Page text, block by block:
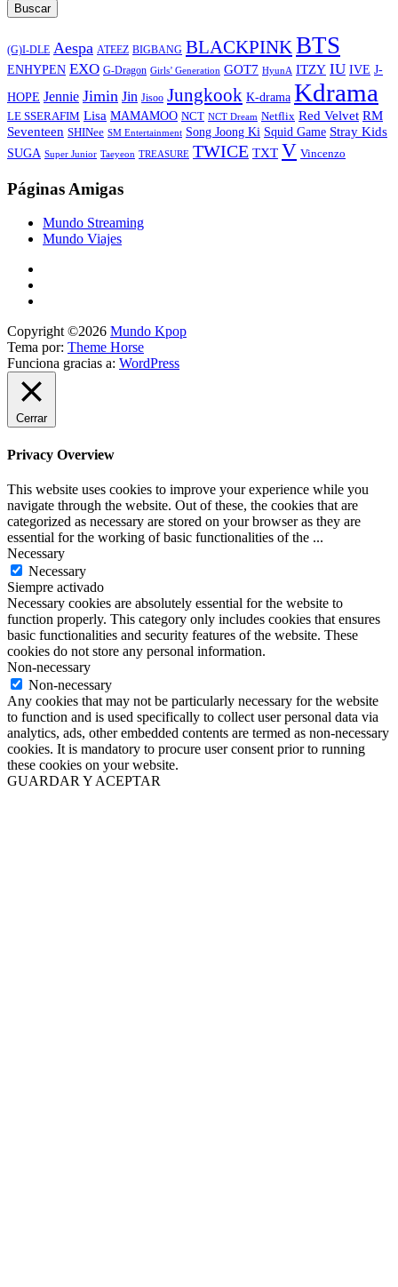
Buscar
(G)I-DLE Aespa ATEEZ BIGBANG BLACKPINKBTS
ENHYPEN EXO G-Dragon Girls’ Generation GOT7 HyunA ITZY IU IVE J-
HOPE Jennie Jimin Jin Jisoo Jungkook K-drama Kdrama
LE SSERAFIM Lisa MAMAMOO NCT NCT Dream Netflix Red Velvet RM
Seventeen SHINee SM Entertainment Song Joong Ki Squid Game Stray Kids
SUGA Super Junior Taeyeon TREASURE TWICE TXT V Vincenzo
Páginas Amigas
Mundo Streaming
Mundo Viajes
Copyright ©2026 Mundo Kpop
Tema por: Theme Horse
Funciona gracias a: WordPress
Cerrar
Privacy Overview
This website uses cookies to improve your experience while you
navigate through the website. Out of these, the cookies that are
categorized as necessary are stored on your browser as they are
essential for the working of basic functionalities of the ...
Necessary
Necessary
Siempre activado
Necessary cookies are absolutely essential for the website to
function properly. This category only includes cookies that ensures
basic functionalities and security features of the website. These
cookies do not store any personal information.
Non-necessary
Non-necessary
Any cookies that may not be particularly necessary for the website
to function and is used specifically to collect user personal data via
analytics, ads, other embedded contents are termed as non-necessary
cookies. It is mandatory to procure user consent prior to running
these cookies on your website.
GUARDAR Y ACEPTAR